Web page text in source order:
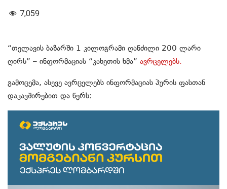
7,059
“თელავის ბაზარში 1 კილოგრამი ღანძილი 200 ლარი
ღირს” – ინფორმაციას “კახეთის ხმა” ავრცელებს.
გამოცემა, ასევე ავრცელებს ინფორმაციას პურის ფასთან
დაკავშირებით და წერს: